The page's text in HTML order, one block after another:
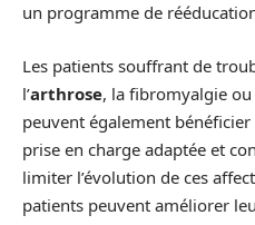
un programme de
Les patients souffrant de
l’arthrose, la fibromyalgie
peuvent également
prise en charge adaptée et
limiter l’évolution de ces
patients peuvent améliorer